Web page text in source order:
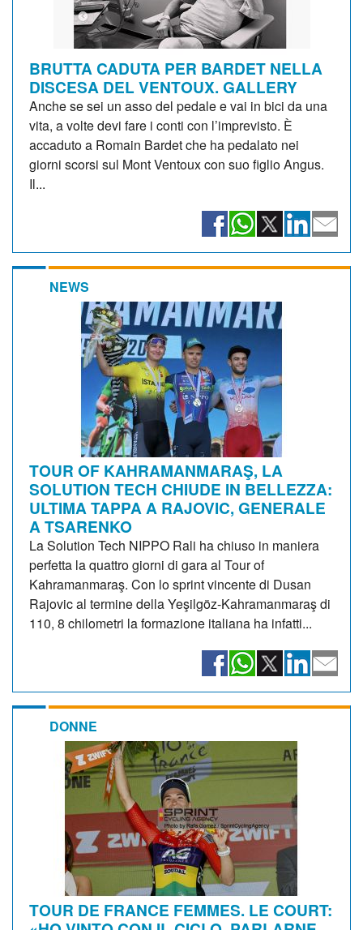
BRUTTA CADUTA PER BARDET NELLA
DISCESA DEL VENTOUX. GALLERY
Anche se sei un asso del pedale e vai in bici da una
vita, a volte devi fare i conti con l’imprevisto. È
accaduto a Romain Bardet che ha pedalato nei
giorni scorsi sul Mont Ventoux con suo figlio Angus.
Il...
NEWS
TOUR OF KAHRAMANMARAŞ, LA
SOLUTION TECH CHIUDE IN BELLEZZA:
ULTIMA TAPPA A RAJOVIC, GENERALE
A TSARENKO
La Solution Tech NIPPO Rali ha chiuso in maniera
perfetta la quattro giorni di gara al Tour of
Kahramanmaraş. Con lo sprint vincente di Dusan
Rajovic al termine della Yeşilgöz-Kahramanmaraş di
110, 8 chilometri la formazione italiana ha infatti...
DONNE
TOUR DE FRANCE FEMMES. LE COURT: